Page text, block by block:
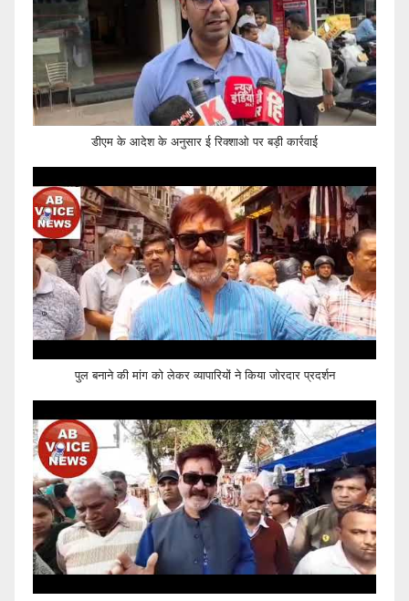
डीएम के आदेश के अनुसार ई रिक्शाओ पर बड़ी कार्रवाई
पुल बनाने की मांग को लेकर व्यापारियों ने किया जोरदार प्रदर्शन